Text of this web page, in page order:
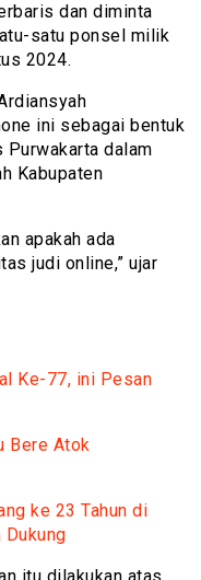
dan diminta
satu ponsel milik
2024.
ini sebagai bentuk
dalam
Kabupaten
apakah ada
judi online,” ujar
Ke-77, ini Pesan
Bere Atok
ke 23 Tahun di
Dukung